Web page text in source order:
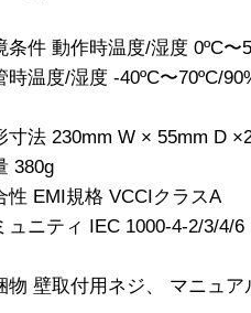
条件 動作時温度/湿度 0ºC
時温度/湿度 -40ºC〜70ºC/
寸法 230mm W × 55mm D
380g
性 EMI規格 VCCIクラスA
ュニティ IEC 1000-4-2/3/4/6
物 壁取付用ネジ、 マニュア